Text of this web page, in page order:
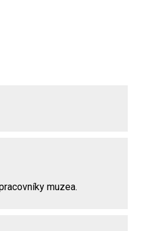
muzea.